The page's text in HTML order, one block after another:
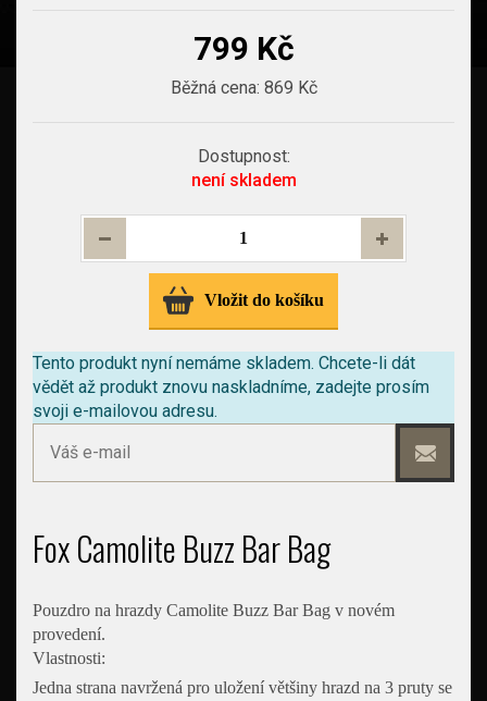
799 Kč
Běžná cena: 869 Kč
Dostupnost:
není skladem
Vložit do košíku
Tento produkt nyní nemáme skladem. Chcete-li dát
vědět až produkt znovu naskladníme, zadejte prosím
svoji e-mailovou adresu.
Fox Camolite Buzz Bar Bag
Pouzdro na hrazdy Camolite Buzz Bar Bag v novém
provedení.
Vlastnosti:
Jedna strana navržená pro uložení většiny hrazd na 3 pruty se